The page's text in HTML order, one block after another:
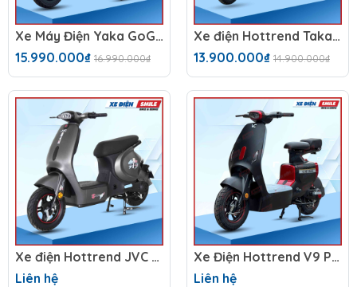
Xe Máy Điện Yaka GoGo Star
15.990.000₫ 16.990.000₫
Xe điện Hottrend Takashi X2 (Hottrend Takashi x2 option 2)
13.900.000₫ 14.900.000₫
Xe điện Hottrend JVC G9 New
Liên hệ
Xe Điện Hottrend V9 Phiên Bản Năm 2025
Liên hệ